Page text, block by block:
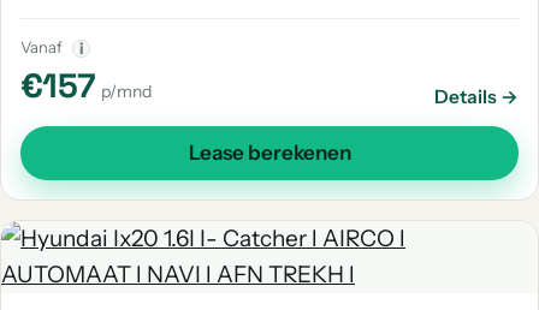
Vanaf i
€157 p/mnd Details →
Lease berekenen